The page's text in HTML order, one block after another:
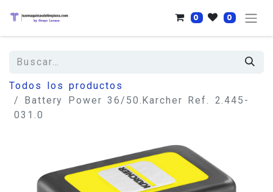
0 0
Todos los productos
Battery Power 36/50.Karcher Ref. 2.445-
031.0